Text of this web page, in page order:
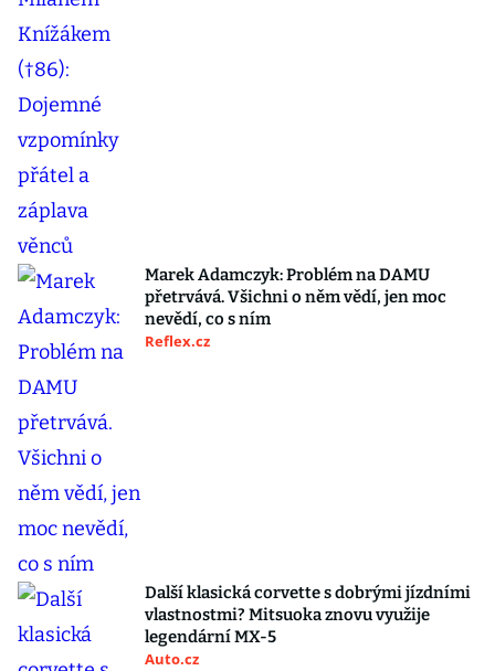
Marek Adamczyk: Problém na DAMU
přetrvává. Všichni o něm vědí, jen moc
nevědí, co s ním
Reflex.cz
Další klasická corvette s dobrými jízdními
vlastnostmi? Mitsuoka znovu využije
legendární MX-5
Auto.cz